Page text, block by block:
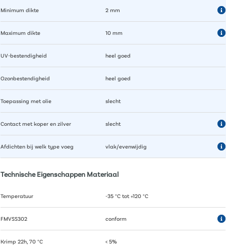
Minimum dikte 2 mm
Maximum dikte 10 mm
UV-bestendigheid heel goed
Ozonbestendigheid heel goed
Toepassing met olie slecht
Contact met koper en zilver slecht
Afdichten bij welk type voeg vlak/evenwijdig
Technische Eigenschappen Materiaal
Temperatuur -35 °C tot +120 °C
FMVSS302 conform
Krimp 22h, 70 °C < 5%